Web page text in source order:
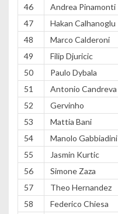
46
Andrea Pinamonti
47
Hakan Calhanoglu
48
Marco Calderoni
49
Filip Djuricic
50
Paulo Dybala
51
Antonio Candreva
52
Gervinho
53
Mattia Bani
54
Manolo Gabbiadini
55
Jasmin Kurtic
56
Simone Zaza
57
Theo Hernandez
58
Federico Chiesa